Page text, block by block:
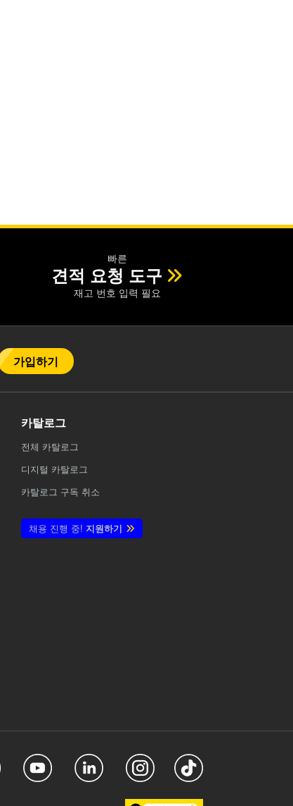
빠른
견적 요청 도구
재고 번호 입력 필요
가입하기
카탈로그
전체 카탈로그
디지털 카탈로그
카탈로그 구독 취소
채용 진행 중! 지원하기